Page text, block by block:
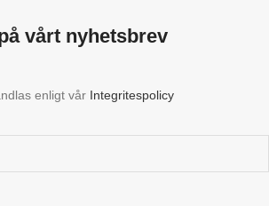
vårt nyhetsbrev
enligt vår Integritespolicy